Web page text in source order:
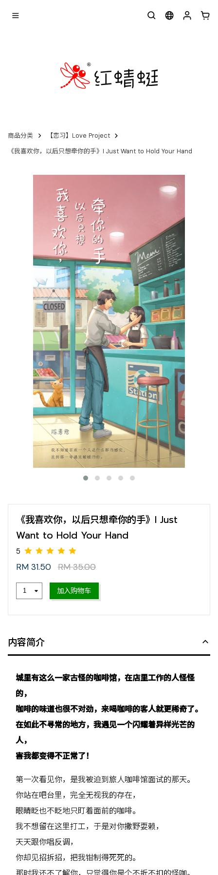
商品分类
【恋习】Love Project
《我喜欢你，以后只想牵你的手》I Just Want to Hold Your Hand
《我喜欢你，以后只想牵你的手》I Just
Want to Hold Your Hand
5
RM 31.50 RM 35.00
加入购物车
内容简介
城里有这么一家古怪的咖啡馆，在店里工作的人怪怪
的，
咖啡的味道也很不对劲，来喝咖啡的客人就更稀奇了。
在如此不寻常的地方，我遇见一个闪耀着异样光芒的
人，
害我都变得不正常了！
第一次看见你，是我被迫到旅人咖啡馆面试的那天。
你站在吧台里，完全无视我的存在，
眼睛眨也不眨地只盯着面前的咖啡。
我不想留在这里打工，于是对你撒野耍赖，
天天跟你唱反调，
你却见招拆招，把我钳制得死死的。